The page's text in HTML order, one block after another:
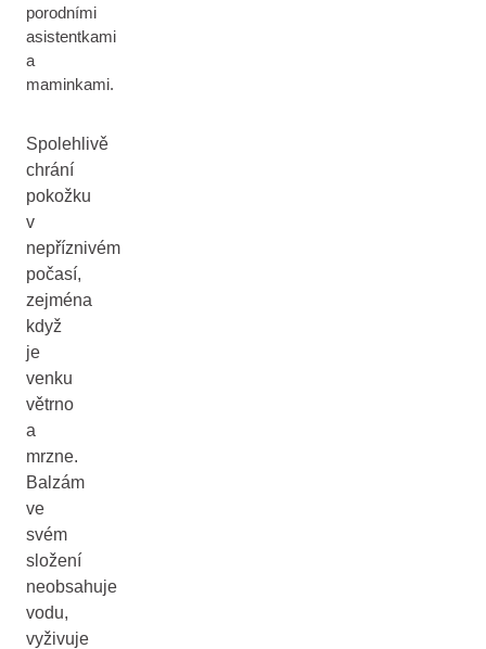
porodními
asistentkami
a
maminkami.
Spolehlivě
chrání
pokožku
v
nepříznivém
počasí,
zejména
když
je
venku
větrno
a
mrzne.
Balzám
ve
svém
složení
neobsahuje
vodu,
vyživuje